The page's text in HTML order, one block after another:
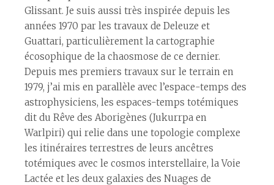
Glissant. Je suis aussi très inspirée depuis les
années 1970 par les travaux de Deleuze et
Guattari, particulièrement la cartographie
écosophique de la chaosmose de ce dernier.
Depuis mes premiers travaux sur le terrain en
1979, j’ai mis en parallèle avec l’espace-temps des
astrophysiciens, les espaces-temps totémiques
dit du Rêve des Aborigènes (Jukurrpa en
Warlpiri) qui relie dans une topologie complexe
les itinéraires terrestres de leurs ancêtres
totémiques avec le cosmos interstellaire, la Voie
Lactée et les deux galaxies des Nuages de